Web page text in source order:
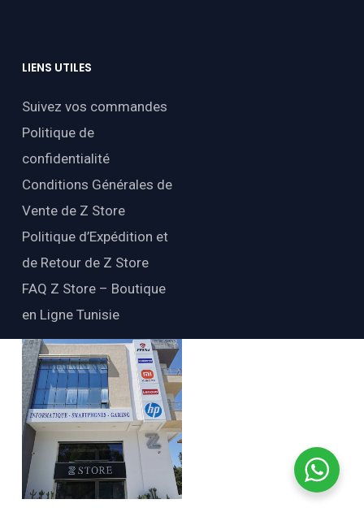
LIENS UTILES
Suivez vos commandes
Politique de
confidentialité
Conditions Générales de
Vente de Z Store
Politique d’Expédition et
de Retour de Z Store
FAQ Z Store – Boutique
en Ligne Tunisie